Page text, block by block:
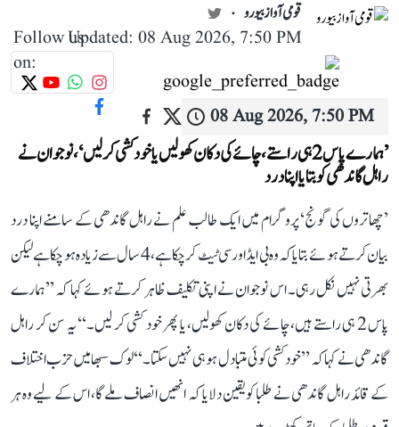
قومی آواز بیورو
Updated: 08 Aug 2026, 7:50 PM
Follow us
on:
08 Aug 2026, 7:50 PM
’ہمارے پاس 2 ہی راستے، چائے کی دکان کھولیں یا خودکشی کر لیں‘، نوجوان نے
راہل گاندھی کو بتایا اپنا درد
’چھاتروں کی گونج‘ پروگرام میں ایک طالب علم نے راہل گاندھی کے سامنے اپنا درد
بیان کرتے ہوئے بتایا کہ وہ بی ایڈ اور سی ٹیٹ کر چکا ہے، 4 سال سے زیادہ ہو چکا ہے لیکن
بھرتی نہیں نکل رہی۔ اس نوجوان نے اپنی تکلیف ظاہر کرتے ہوئے کہا کہ ’’ہمارے
پاس 2 ہی راستے ہیں، چائے کی دکان کھولیں، یا پھر خود کشی کر لیں۔‘‘ یہ سن کر راہل
گاندھی نے کہا کہ ’’خودکشی کوئی متبادل ہو ہی نہیں سکتا۔‘‘ لوک سبھا میں حزب اختلاف
کے قائد راہل گاندھی نے طلبا کو یقین دلایا کہ انھیں انصاف ملے گا، اس کے لیے وہ ہر